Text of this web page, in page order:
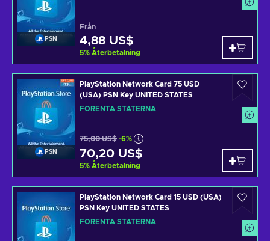
PSN
Från
4,88 US$
5% Återbetalning
PSN
PlayStation Network Card 75 USD
(USA) PSN Key UNITED STATES
FÖRENTA STATERNA
75,00 US$ -6%
70,20 US$
5% Återbetalning
PlayStation Network Card 15 USD (USA)
PSN Key UNITED STATES
FÖRENTA STATERNA